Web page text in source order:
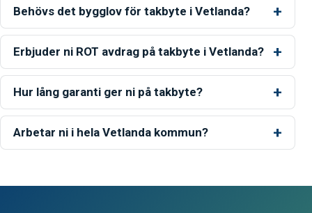
Behövs det bygglov för takbyte i Vetlanda?
Erbjuder ni ROT avdrag på takbyte i Vetlanda?
Hur lång garanti ger ni på takbyte?
Arbetar ni i hela Vetlanda kommun?